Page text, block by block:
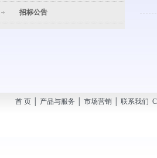
招标公告
首 页 │ 产品与服务 │ 市场营销 │ 联系我们